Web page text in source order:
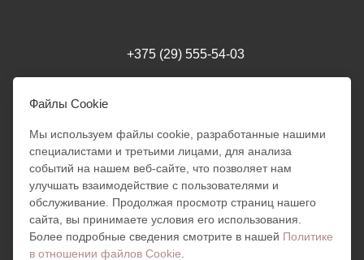
Милания
Добрый день!
Готова помочь вам. Напишите
мне, если у вас появятся
+375 (29) 555-54-03
г. Минск
Режим работы интернет-магазина: 24/7
Обработка заказов: 10:00 - 18:00
Отправка заказов ПН - ПТ:
10:00 - 18:00
Файлы Cookie
Мы используем файлы cookie, разработанные нашими
специалистами и третьими лицами, для анализа
событий на нашем веб-сайте, что позволяет нам
улучшать взаимодействие с пользователями и
обслуживание. Продолжая просмотр страниц нашего
сайта, вы принимаете условия его использования.
Более подробные сведения смотрите в нашей Политике
в отношении файлов Cookie